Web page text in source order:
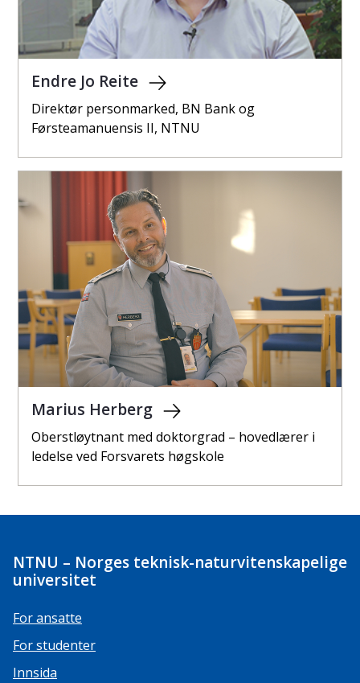
Endre Jo Reite
Direktør personmarked, BN Bank og
Førsteamanuensis II, NTNU
Marius Herberg
Oberstløytnant med doktorgrad – hovedlærer i
ledelse ved Forsvarets høgskole
NTNU – Norges teknisk-naturvitenskapelige
universitet
For ansatte
For studenter
Innsida